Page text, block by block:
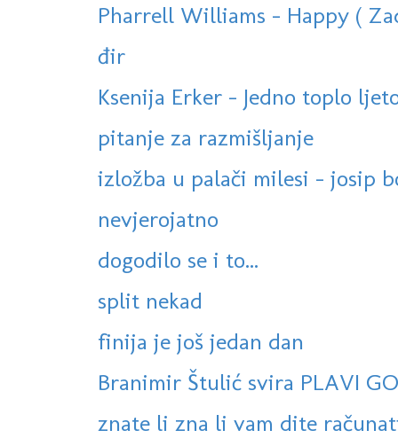
Pharrell Williams - Happy (
đir
Ksenija Erker - Jedno toplo
pitanje za razmišljanje
izložba u palači milesi - josip
nevjerojatno
dogodilo se i to...
split nekad
finija je još jedan dan
Branimir Štulić svira PLAVI
znate li zna li vam dite